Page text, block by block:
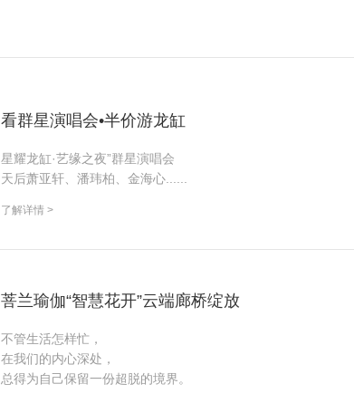
看群星演唱会•半价游龙缸
星耀龙缸·艺缘之夜”群星演唱会
天后萧亚轩、潘玮柏、金海心......
了解详情 >
菩兰瑜伽“智慧花开”云端廊桥绽放
不管生活怎样忙，
在我们的内心深处，
总得为自己保留一份超脱的境界。